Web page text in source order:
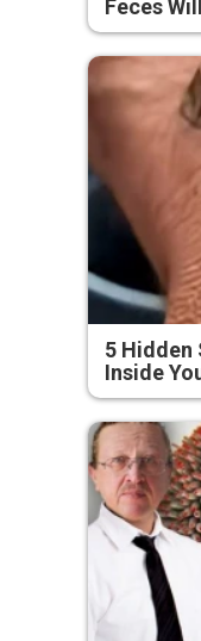
Feces
5 Hidden
Inside